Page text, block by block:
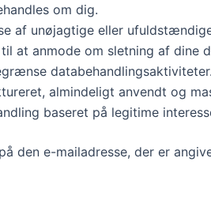
om dig.
af unøjagtige eller
at anmode om sletning af dine
databehandlingsaktiviteter.
almindeligt anvendt og
baseret på legitime
den e-mailadresse, der er